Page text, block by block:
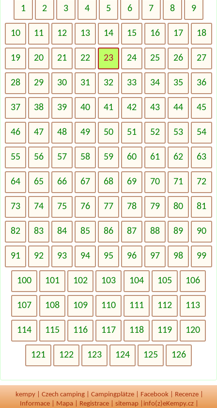
1 2 3 4 5 6 7 8 9
10 11 12 13 14 15 16 17 18
19 20 21 22 23 24 25 26 27
28 29 30 31 32 33 34 35 36
37 38 39 40 41 42 43 44 45
46 47 48 49 50 51 52 53 54
55 56 57 58 59 60 61 62 63
64 65 66 67 68 69 70 71 72
73 74 75 76 77 78 79 80 81
82 83 84 85 86 87 88 89 90
91 92 93 94 95 96 97 98 99
100 101 102 103 104 105 106
107 108 109 110 111 112 113
114 115 116 117 118 119 120
121 122 123 124 125 126
kempy Czech camping Campingplätze Facebook Recenze
Informace
Mapa Registrace sitemap info(z)eKempy.cz |